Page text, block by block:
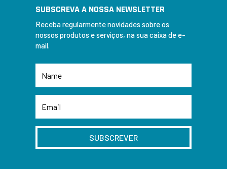
SUBSCREVA A NOSSA NEWSLETTER
Receba regularmente novidades sobre os
nossos produtos e serviços, na sua caixa de e-
mail.
SUBSCREVER